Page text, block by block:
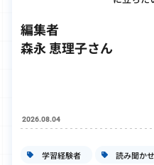
編集者
森永 恵理子さん
2026.08.04
学習経験者 読み聞か